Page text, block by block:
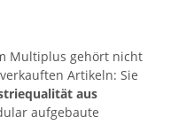
Multiplus gehört nicht
Artikeln: Sie
aus
aufgebaute